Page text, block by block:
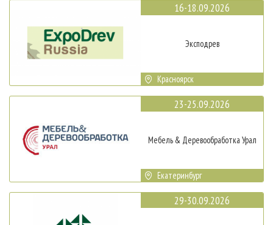
16-18.09.2026
Эксподрев
Красноярск
23-25.09.2026
Мебель & Деревообработка Урал
Екатеринбург
29-30.09.2026